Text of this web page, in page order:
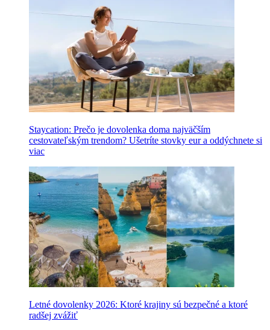
Staycation: Prečo je dovolenka doma najväčším
cestovateľským trendom? Ušetríte stovky eur a oddýchnete si
viac
Letné dovolenky 2026: Ktoré krajiny sú bezpečné a ktoré
radšej zvážiť